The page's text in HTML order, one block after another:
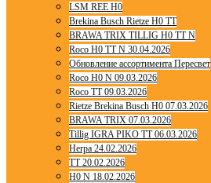
LSM REE H0
Brekina Busch Rietze H0 TT
BRAWA TRIX TILLIG H0 TT N
Roco H0 TT N 30.04.2026
Обновление ассортимента Пересвет
Roco H0 N 09.03.2026
Roco TT 09.03.2026
Rietze Brekina Busch H0 07.03.2026
BRAWA TRIX 07.03.2026
Tillig IGRA PIKO TT 06.03.2026
Herpa 24.02.2026
TT 20.02.2026
H0 N 18.02.2026